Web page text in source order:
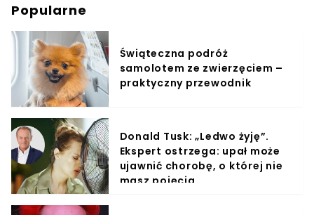
Popularne
Świąteczna podróż
samolotem ze zwierzęciem –
praktyczny przewodnik
Donald Tusk: „Ledwo żyję”.
Ekspert ostrzega: upał może
ujawnić chorobę, o której nie
masz pojęcia